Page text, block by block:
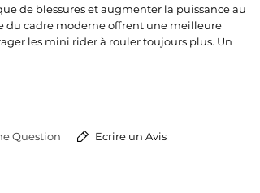
de blessures et augmenter la puissance au
du cadre moderne offrent une meilleure
les mini rider à rouler toujours plus. Un
Question Ecrire un Avis